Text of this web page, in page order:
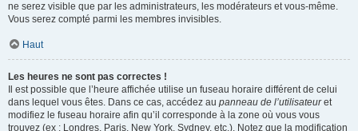
ne serez visible que par les administrateurs, les modérateurs et vous-même.
Vous serez compté parmi les membres invisibles.
Haut
Les heures ne sont pas correctes !
Il est possible que l’heure affichée utilise un fuseau horaire différent de celui
dans lequel vous êtes. Dans ce cas, accédez au panneau de l’utilisateuret
modifiez le fuseau horaire afin qu’il corresponde à la zone où vous vous
trouvez (ex : Londres, Paris, New York, Sydney, etc.). Notez que la modification